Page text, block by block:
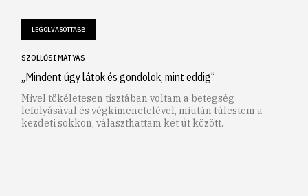
LEGOLVASOTTABB
SZÖLLŐSI MÁTYÁS
„Mindent úgy látok és gondolok, mint eddig”
Mivel tökéletesen tisztában voltam a betegség
lefolyásával és végkimenetelével, miután túlestem a
kezdeti sokkon, választhattam két út között.